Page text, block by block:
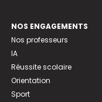
NOS ENGAGEMENTS
Nos professeurs
IA
Réussite scolaire
Orientation
Sport